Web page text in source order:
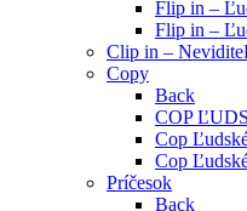
Flip in –
Flip in –
Clip in –
Copy
Back
COP
Cop
Cop
Príčesok
Back